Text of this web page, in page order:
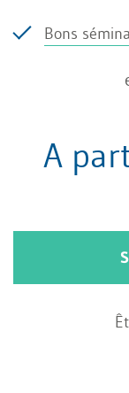
que les
n’a toutefois
Bons
A